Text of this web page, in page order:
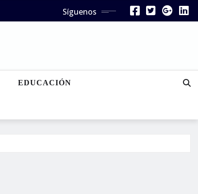
Síguenos
EDUCACIÓN